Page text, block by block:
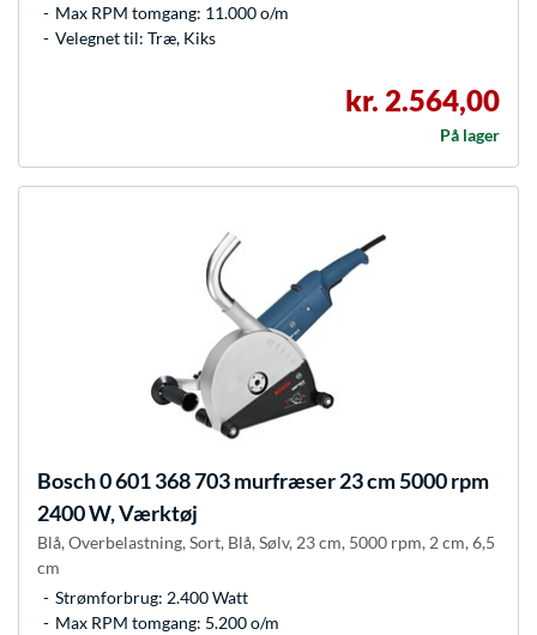
Max RPM tomgang: 11.000 o/m
Velegnet til: Træ, Kiks
kr. 2.564,00
På lager
Bosch0 601 368 703 murfræser 23 cm 5000 rpm
2400 W, Værktøj
Blå, Overbelastning, Sort, Blå, Sølv, 23 cm, 5000 rpm, 2 cm, 6,5
cm
Strømforbrug: 2.400 Watt
Max RPM tomgang: 5.200 o/m